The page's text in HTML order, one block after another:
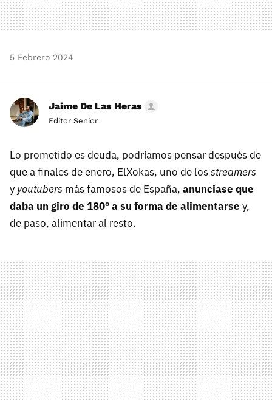
5 Febrero 2024
Jaime De Las Heras
Editor Senior
Lo prometido es deuda, podríamos pensar después de
que a finales de enero, ElXokas, uno de losstreamers
y youtubers más famosos de España, anunciase que
daba un giro de 180º a su forma de alimentarse y,
de paso, alimentar al resto.